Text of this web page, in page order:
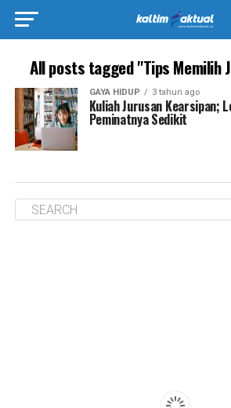
All posts tagged "Tips Memilih
GAYA HIDUP 3 tahun ago
Kuliah Jurusan Kearsipan;
Peminatnya Sedikit